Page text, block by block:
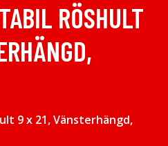
RÖSHULT
9 x 21, Vänsterhängd,